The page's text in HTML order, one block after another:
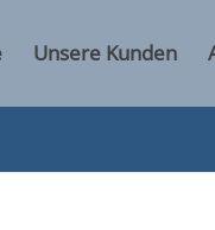
Unsere Kunden